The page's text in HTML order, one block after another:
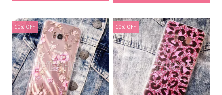
10% OFF 10% OFF